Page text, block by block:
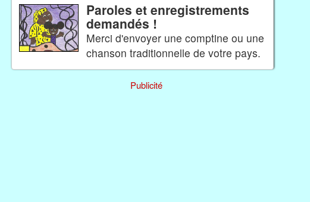
Paroles et enregistrements
demandés !
Merci d'envoyer une comptine ou une
chanson traditionnelle de votre pays.
Publicité